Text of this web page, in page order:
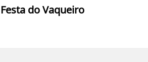
do Vaqueiro